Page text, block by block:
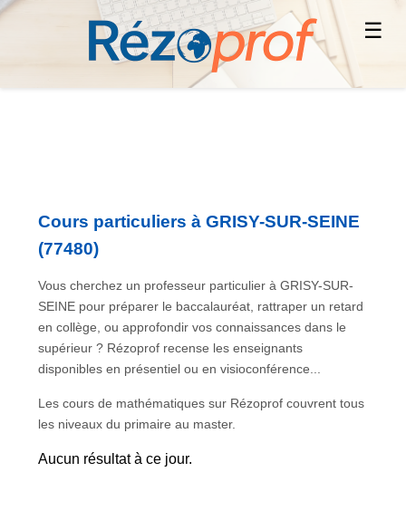
☰
Cours particuliers à GRISY-SUR-SEINE
(77480)
Vous cherchez un professeur particulier à GRISY-SUR-
SEINE pour préparer le baccalauréat, rattraper un retard
en collège, ou approfondir vos connaissances dans le
supérieur ? Rézoprof recense les enseignants
disponibles en présentiel ou en visioconférence...
Les cours de mathématiques sur Rézoprof couvrent tous
les niveaux du primaire au master.
Aucun résultat à ce jour.